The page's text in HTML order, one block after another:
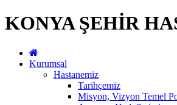
KONYA ŞEHİR
Kurumsal
Hastanemiz
Tarihçemiz
Misyon, Vizyon Temel